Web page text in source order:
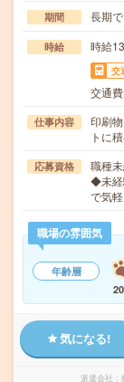
期間 長期
時給 時給
交
交通
仕事内容
印刷
トに
応募資格
職種
◆未経
で気
職場の雰囲気
年齢層
気になる!
派遣会社